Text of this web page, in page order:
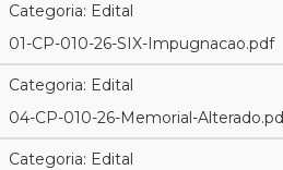
Categoria: Edital
01-CP-010-26-SIX-Impugnacao.pdf
Categoria: Edital
04-CP-010-26-Memorial-
Categoria: Edital